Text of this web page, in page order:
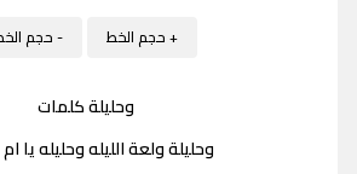
+ حجم الخط - حجم
وحليلة كلمات
وحليلة ولعة الليله وحليله يا